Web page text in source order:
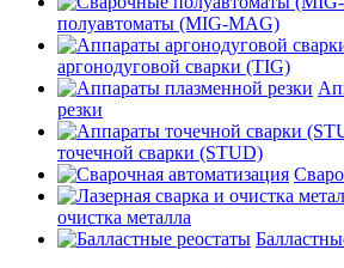
полуавтоматы (MIG-MAG)
аргонодуговой сварки (TIG)
резки
точечной сварки (STUD)
очистка металла